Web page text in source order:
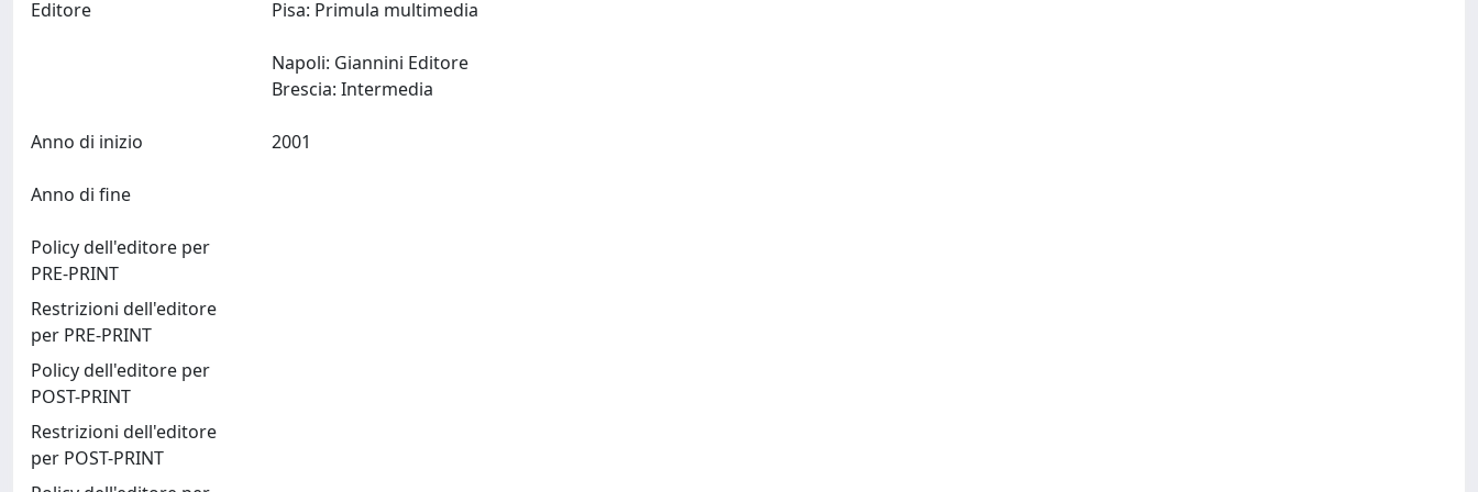
Editore Pisa: Primula multimedia
Napoli: Giannini Editore
Anno di inizio
Anno di fine
Policy dell'editore per
PRE-PRINT
Restrizioni dell'editore
per PRE-PRINT
Policy dell'editore per
POST-PRINT
Restrizioni dell'editore
per POST-PRINT